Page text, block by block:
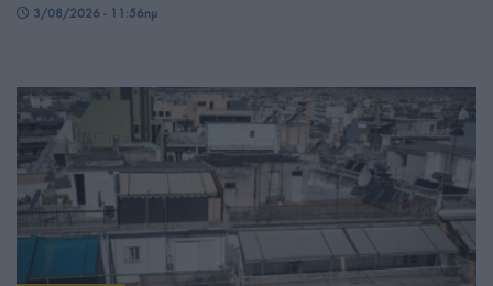
3/08/2026 - 11:56πμ